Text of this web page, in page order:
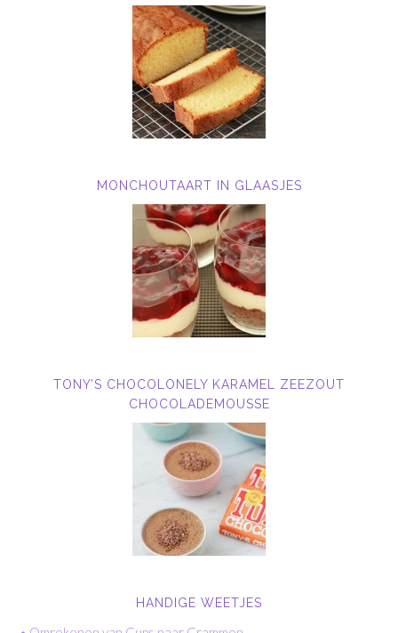
MONCHOUTAART IN GLAASJES
TONY’S CHOCOLONELY KARAMEL ZEEZOUT
CHOCOLADEMOUSSE
HANDIGE WEETJES